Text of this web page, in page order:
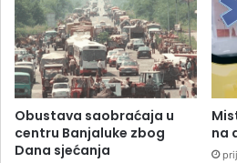
Obustava saobraćaja u
centru Banjaluke zbog
Dana sjećanja
na